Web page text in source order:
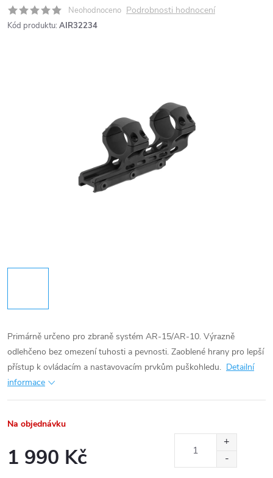
Neohodnoceno Podrobnosti hodnocení
Kód produktu: AIR32234
Primárně určeno pro zbraně systém AR-15/AR-10. Výrazně
odlehčeno bez omezení tuhosti a pevnosti. Zaoblené hrany pro lepší
přístup k ovládacím a nastavovacím prvkům puškohledu. Detailní
informace
Na objednávku
1 990 Kč